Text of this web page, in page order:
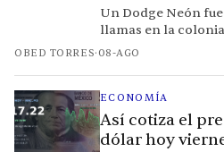
Un Dodge Neón
llamas en la
la Constitución; la
intencional desde
OBED TORRES· 08-AGO
ECONOMÍA
Así cotiza el
dólar hoy